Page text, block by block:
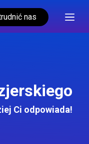
nas
Ci odpowiada!